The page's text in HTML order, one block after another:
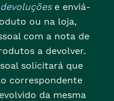
e enviá-
ou na loja,
com a nota de
a devolver.
solicitará que
correspondente
da mesma